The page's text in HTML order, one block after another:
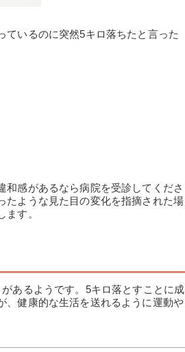
ているのに突然5キロ落ちたと言った
感があるなら病院を受診してくださ
たような見た目の変化を指摘された場
す。
あるようです。5キロ落とすことに成
、健康的な生活を送れるように運動や